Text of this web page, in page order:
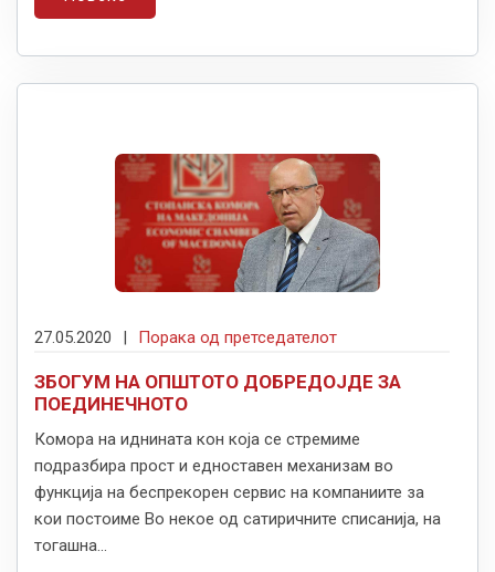
27.05.2020 | Порака од претседателот
ЗБОГУМ НА ОПШТОТО ДОБРЕДОЈДЕ ЗА
ПОЕДИНЕЧНОТО
Комора на иднината кон која се стремиме
подразбира прост и едноставен механизам во
функција на беспрекорен сервис на компаниите за
кои постоиме Во некое од сатиричните списанија, на
тогашна...